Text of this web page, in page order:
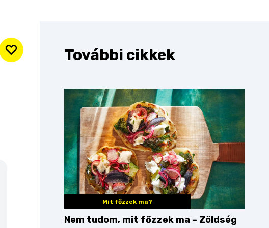
További cikkek
Mit főzzek ma?
Nem tudom, mit főzzek ma – Zöldség